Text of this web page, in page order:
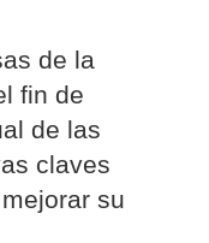
de la
fin de
de las
claves
su